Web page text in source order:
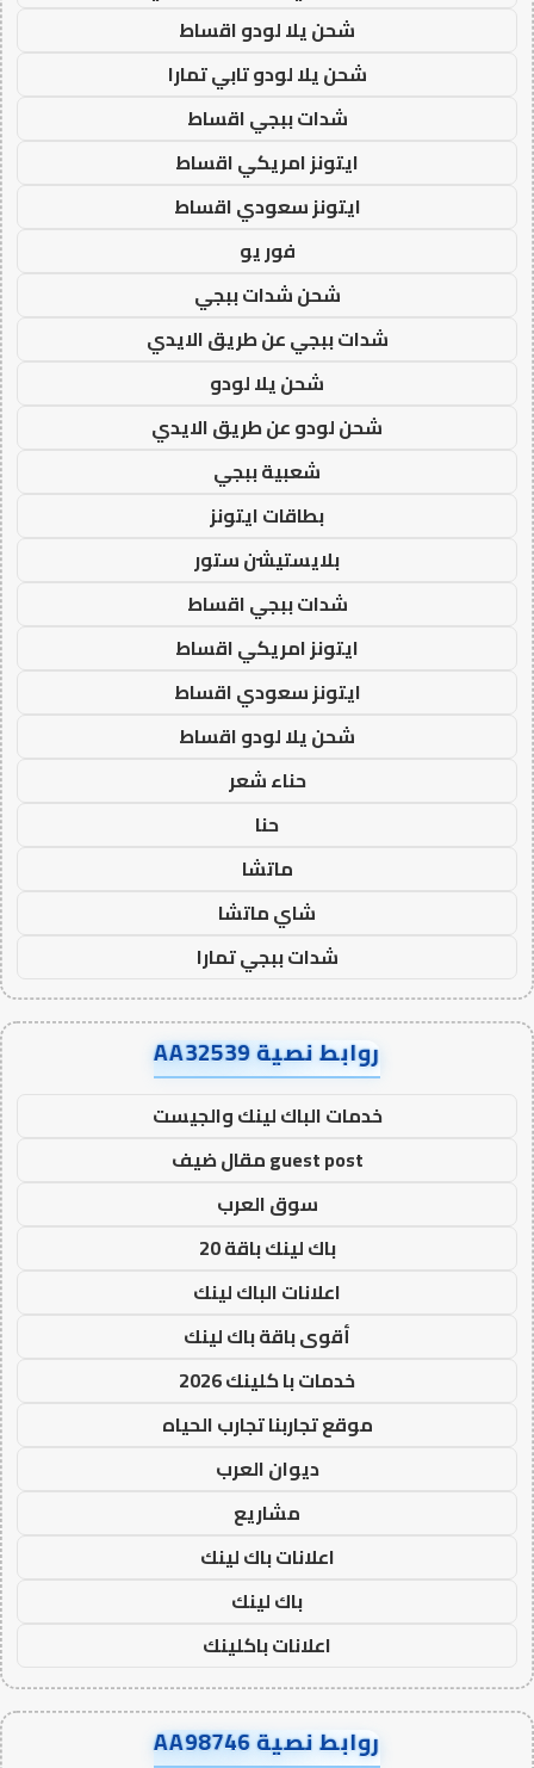
شحن يلا لودو اقساط
شحن يلا لودو تابي تمارا
شدات ببجي اقساط
ايتونز امريكي اقساط
ايتونز سعودي اقساط
فور يو
شحن شدات ببجي
شدات ببجي عن طريق الايدي
شحن يلا لودو
شحن لودو عن طريق الايدي
شعبية ببجي
بطاقات ايتونز
بلايستيشن ستور
شدات ببجي اقساط
ايتونز امريكي اقساط
ايتونز سعودي اقساط
شحن يلا لودو اقساط
حناء شعر
حنا
ماتشا
شاي ماتشا
شدات ببجي تمارا
روابط نصية AA32539
خدمات الباك لينك والجيست
guest post مقال ضيف
سوق العرب
باك لينك باقة 20
اعلانات الباك لينك
أقوى باقة باك لينك
خدمات با كلينك 2026
موقع تجاربنا تجارب الحياه
ديوان العرب
مشاريع
اعلانات باك لينك
باك لينك
اعلانات باكلينك
روابط نصية AA98746